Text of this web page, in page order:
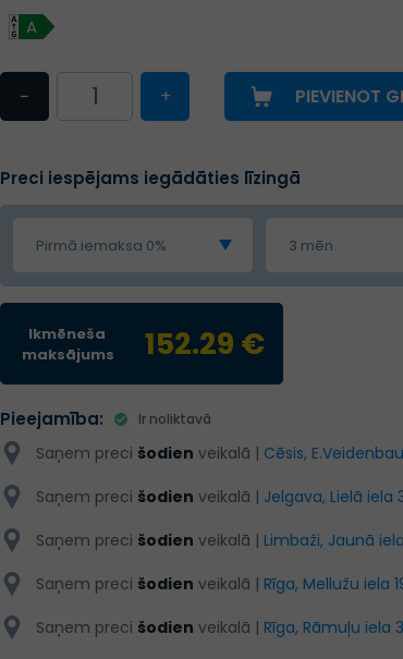
A
− + PIEVIENOT
Preci iespējams iegādāties līzingā
Pirmā iemaksa 0% 3 mēn.
Ikmēneša
maksājums
152.29 €
Pieejamība: Ir noliktavā
Saņem preci šodien veikalā | Cēsis,
Saņem preci šodien veikalā | Jelgava, Lielā iela
Saņem preci šodien veikalā | Limbaži, Jaunā iela
Saņem preci šodien veikalā | Rīga, Mellužu iela
Saņem preci šodien veikalā | Rīga, Rāmuļu iela